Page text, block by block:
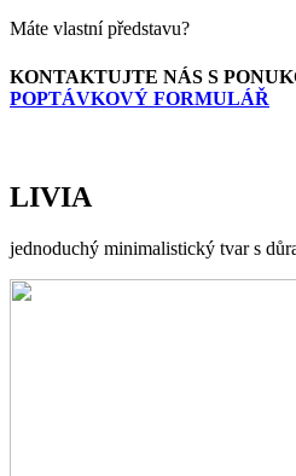
Máte vlastní představu?
KONTAKTUJTE NÁS S
POPTÁVKOVÝ FORMULÁŘ
LIVIA
jednoduchý minimalistický tvar s